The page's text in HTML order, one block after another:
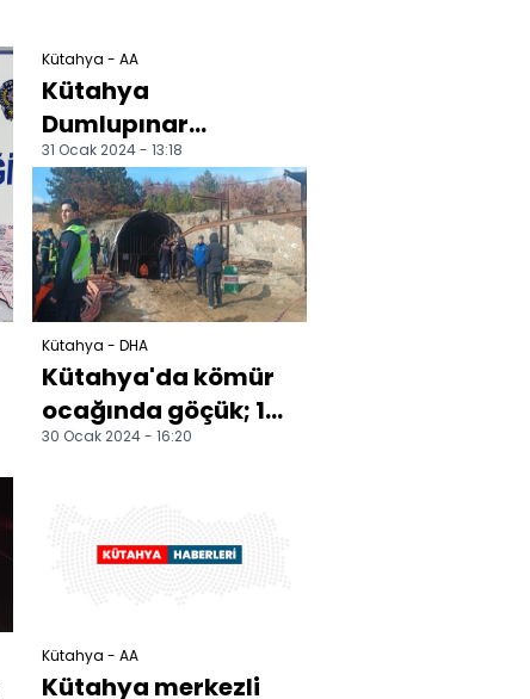
Kütahya - AA
Kütahya
Dumlupınar
Üniversitesinin
organik atıkları
pelete
dönüştürülüyor
31 Ocak 2024 - 13:18
Kütahya - DHA
Kütahya'da kömür
ocağında göçük; 1
işçi mahsur kaldı
30 Ocak 2024 - 16:20
Kütahya - AA
Kütahya merkezli